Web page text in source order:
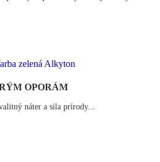
OPORÁM
náter a sila prírody...